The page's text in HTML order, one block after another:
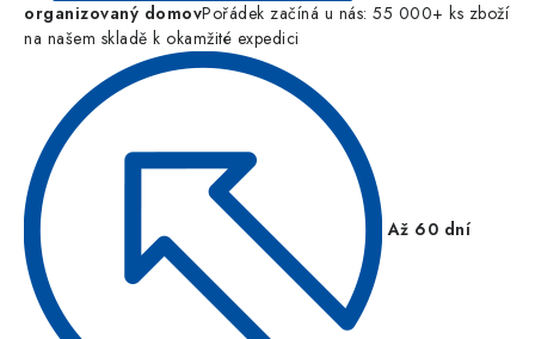
organizovaný domovPořádek začíná u nás: 55 000+ ks zboží
na našem skladě k okamžité expedici
Až 60 dní